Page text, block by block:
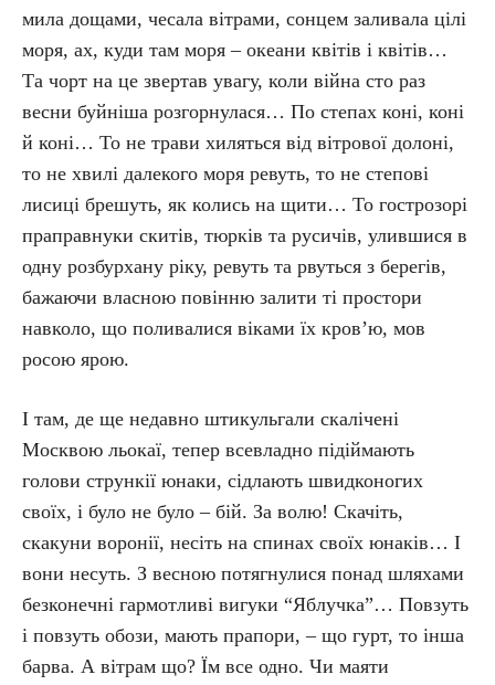
мила дощами, чесала вітрами, сонцем заливала цілі
моря, ах, куди там моря – океани квітів і квітів…
Та чорт на це звертав увагу, коли війна сто раз
весни буйніша розгорнулася… По степах коні, коні
й коні… То не трави хиляться від вітрової долоні,
то не хвилі далекого моря ревуть, то не степові
лисиці брешуть, як колись на щити… То гострозорі
праправнуки скитів, тюрків та русичів, улившися в
одну розбурхану ріку, ревуть та рвуться з берегів,
бажаючи власною повінню залити ті простори
навколо, що поливалися віками їх кров’ю, мов
росою ярою.
І там, де ще недавно штикульгали скалічені
Москвою льокаї, тепер всевладно підіймають
голови стрункії юнаки, сідлають швидконогих
своїх, і було не було – бій. За волю! Скачіть,
скакуни воронії, несіть на спинах своїх юнаків… І
вони несуть. З весною потягнулися понад шляхами
безконечні гармотливі вигуки “Яблучка”… Повзуть
і повзуть обози, мають прапори, – що гурт, то інша
барва. А вітрам що? Їм все одно. Чи маяти